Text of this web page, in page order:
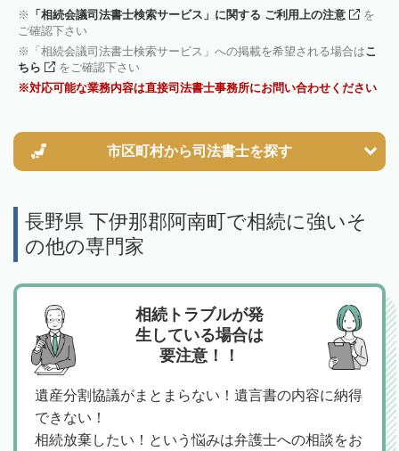
「相続会議司法書士検索サービス」に関する ご利用上の注意
を
ご確認下さい
「相続会議司法書士検索サービス」への掲載を希望される場合はこ
ちら
をご確認下さい
対応可能な業務内容は直接司法書士事務所にお問い合わせください
市区町村から司法書士を探す
長野県 下伊那郡阿南町で相続に強いそ
の他の専門家
相続トラブルが発
生している場合は
要注意！！
遺産分割協議がまとまらない！遺言書の内容に納得
できない！
相続放棄したい！という悩みは弁護士への相談をお